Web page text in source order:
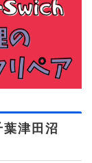
津田沼